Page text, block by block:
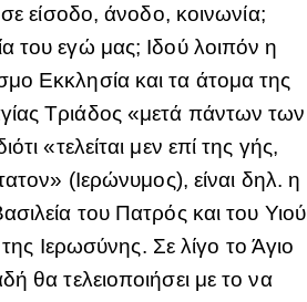
είσοδο, άνοδο, κοινωνία;
του εγώ μας; Ιδού λοιπόν η
Εκκλησία και τα άτομα της
Τριάδος «μετά πάντων των
«τελείται μεν επί της γής,
(Ιερώνυμος), είναι δηλ. η
του Πατρός και του Υιού
Ιερωσύνης. Σε λίγο το Άγιο
θα τελειοποιήσει με το να